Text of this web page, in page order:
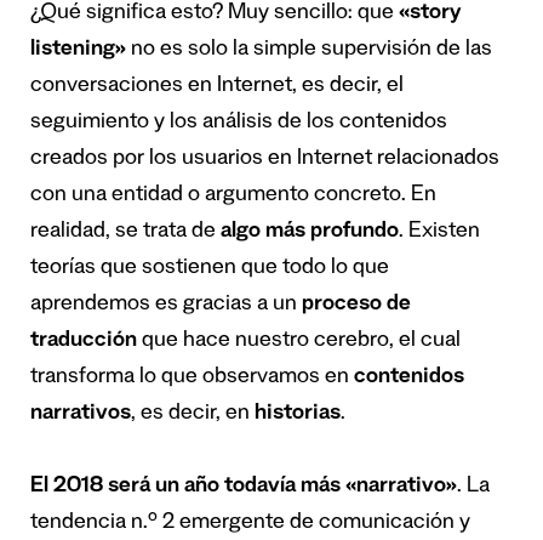
¿Qué significa esto? Muy sencillo: que «story
listening» no es solo la simple supervisión de las
conversaciones en Internet, es decir, el
seguimiento y los análisis de los contenidos
creados por los usuarios en Internet relacionados
con una entidad o argumento concreto. En
realidad, se trata de algo más profundo. Existen
teorías que sostienen que todo lo que
aprendemos es gracias a un proceso de
traducción que hace nuestro cerebro, el cual
transforma lo que observamos en contenidos
narrativos, es decir, en historias.
El 2018 será un año todavía más «narrativo». La
tendencia n.º 2 emergente de comunicación y